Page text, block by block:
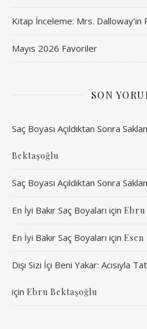
Kitap İnceleme: Mrs.
Mayıs 2026 Favoriler
SON
Saç Boyası Açıldıktan Sonra
Bektaşoğlu
Saç Boyası Açıldıktan Sonra
En İyi Bakır Saç Boyaları için Ebru
En İyi Bakır Saç Boyaları için Esen
Dışı Sizi İçi Beni Yakar: Acısıyla
için Ebru Bektaşoğlu